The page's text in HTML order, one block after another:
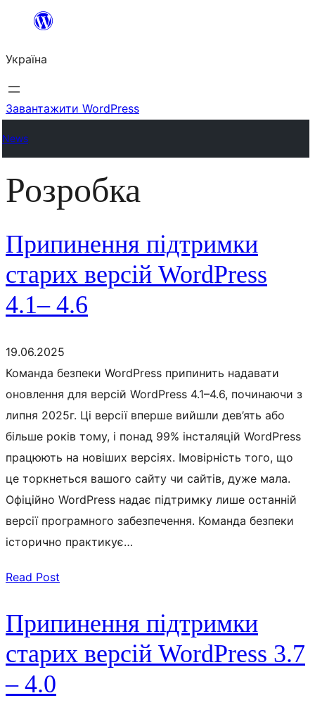
Перейти
вмісту
Україна
Завантажити WordPress
News
Розробка
Припинення підтримки
старих версій WordPress
4.1– 4.6
19.06.2025
Команда безпеки WordPress припинить надавати
оновлення для версій WordPress 4.1–4.6, починаючи з
липня 2025г. Ці версії вперше вийшли дев’ять або
більше років тому, і понад 99% інсталяцій WordPress
працюють на новіших версіях. Імовірність того, що
це торкнеться вашого сайту чи сайтів, дуже мала.
Офіційно WordPress надає підтримку лише останній
версії програмного забезпечення. Команда безпеки
історично практикує…
Read Post
Припинення підтримки
старих версій WordPress 3.7
– 4.0